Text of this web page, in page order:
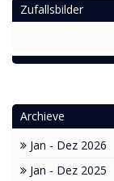
Zufallsbilder
Archieve
Jan - Dez 2026
Jan - Dez 2025